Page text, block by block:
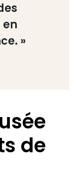
»
de